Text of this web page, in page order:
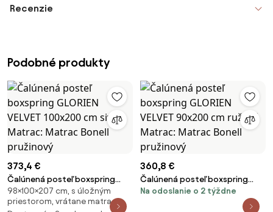
Recenzie
Podobné produkty
373,4 €
Čalúnená posteľ boxspring
GLORIEN VELVET 100x200 cm sivá
Matrac: Matrac Bonell
98×100×207 cm, s úložným
priestorom, vrátane matraca
360,8 €
Čalúnená posteľ boxspring
GLORIEN VELVET 90x200 cm
ružová Matrac: Matrac Bonell
Na odoslanie o 2 týždne